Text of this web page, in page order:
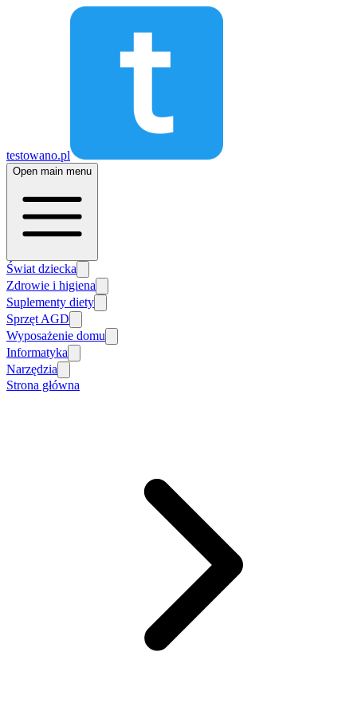
testowano.pl
Open main menu
Świat dziecka
Zdrowie i higiena
Suplementy diety
Sprzęt AGD
Wyposażenie domu
Informatyka
Narzędzia
Strona główna